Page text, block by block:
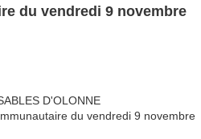
du vendredi 9 novembre